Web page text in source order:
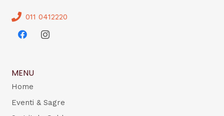
011 0412220
MENU
Home
Eventi & Sagre